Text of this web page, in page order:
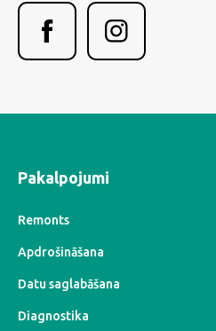
Pakalpojumi
Remonts
Apdrošināšana
Datu saglabāšana
Diagnostika